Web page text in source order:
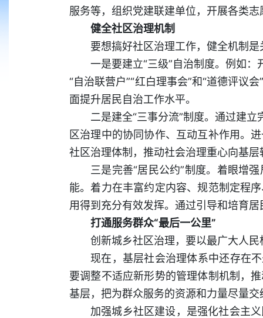
服务等，组织党建联建单位，开展各类
健全社区治理机制
要想搞好社区治理工作，健全机制是
一是要建立“三级”自治制度。例如
“自治联营户”“红白理事会”和“道德评议
面提升居民自治工作水平。
二是建全“三事分流”制度。通过建
区治理中的协同协作、互动互补作用。
社区治理体制，推动社会治理重心向基
三是完善“居民公约”制度。着眼增
能。着力在丰富约定内容、规范制定程
用得到充分有效发挥。通过引导和培育
打通服务群众“最后一公里”
创新城乡社区治理，要以最广大人
现在，基层社会治理体系中还存在
要调整不适应新形势的管理体制机制，
基层，把为群众服务的资源和力量尽量
加强城乡社区建设，是强化社会主